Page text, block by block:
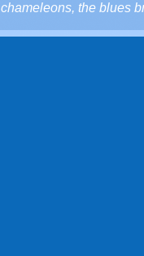
chameleons, the blues